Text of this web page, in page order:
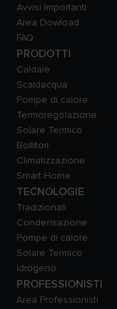
Avvisi Importanti
Area Dowload
FAQ
PRODOTTI
Caldaie
Scaldacqua
Pompe di calore
Termoregolazione
Solare Termico
Bollitori
Climatizzazione
Smart Home
TECNOLOGIE
Tradizionali
Condensazione
Pompe di calore
Solare Termico
Idrogeno
PROFESSIONISTI
Area Professionisti